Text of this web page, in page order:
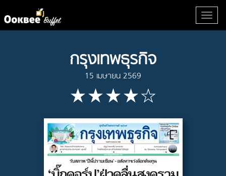
กรุงเทพธุรกิจ
15 เมษายน 2569